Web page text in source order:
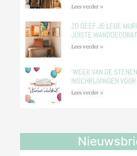
Lees verder »
ZO GEEF JE LEGE
JUISTE
Lees verder »
‘WEEK VAN DE
INSCHRIJVINGEN
Lees verder »